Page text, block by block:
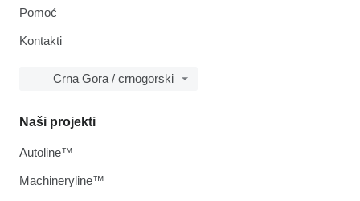
Pomoć
Kontakti
Crna Gora / crnogorski
Naši projekti
Autoline™
Machineryline™